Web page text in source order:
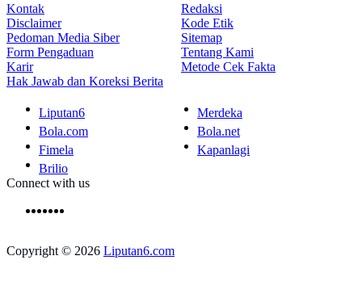
Kontak
Redaksi
Disclaimer
Kode Etik
Pedoman Media Siber
Sitemap
Form Pengaduan
Tentang Kami
Karir
Metode Cek Fakta
Hak Jawab dan Koreksi Berita
Liputan6
Merdeka
Bola.com
Bola.net
Fimela
Kapanlagi
Brilio
Connect with us
Copyright © 2026 Liputan6.com